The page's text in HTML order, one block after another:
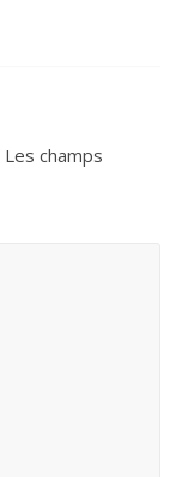
Les champs